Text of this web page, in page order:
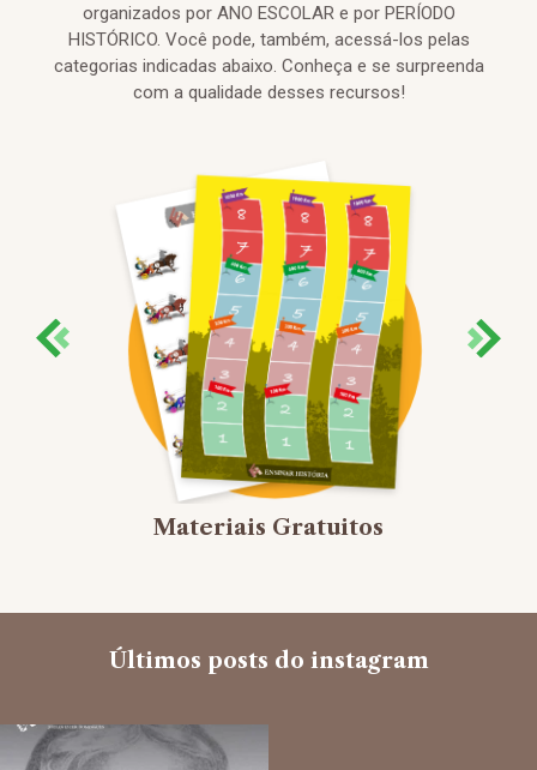
organizados por ANO ESCOLAR e por PERÍODO
HISTÓRICO. Você pode, também, acessá-los pelas
categorias indicadas abaixo. Conheça e se surpreenda
com a qualidade desses recursos!
Materiais Gratuitos
Últimos posts do instagram